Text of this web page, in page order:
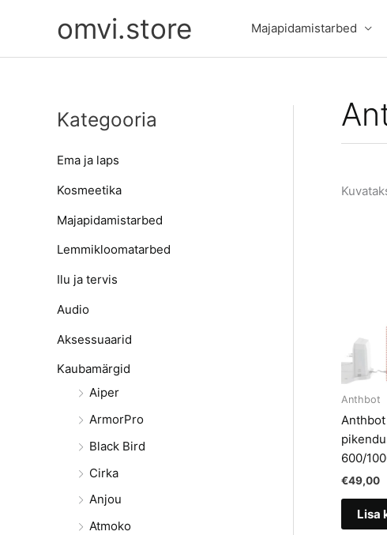
omvi.store Majapidamistarbed
Kategooria
Ema ja laps
Kosmeetika
Majapidamistarbed
Lemmikloomatarbed
Ilu ja tervis
Audio
Aksessuaarid
Kaubamärgid
Aiper
ArmorPro
Black Bird
Cirka
Anjou
Atmoko
Anthbot
Anthbot
600/
€49,00
Lisa